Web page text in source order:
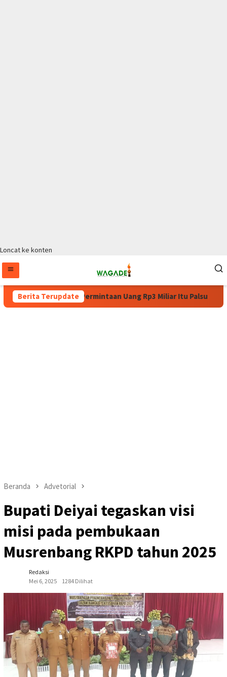
Loncat ke konten
Berita Terupdate
Surat Permintaan Uang Rp3 Miliar Itu Palsu Pulang
Beranda Advetorial
Bupati Deiyai tegaskan visi
misi pada pembukaan
Musrenbang RKPD tahun 2025
Redaksi
Mei 6, 2025
1284 Dilihat